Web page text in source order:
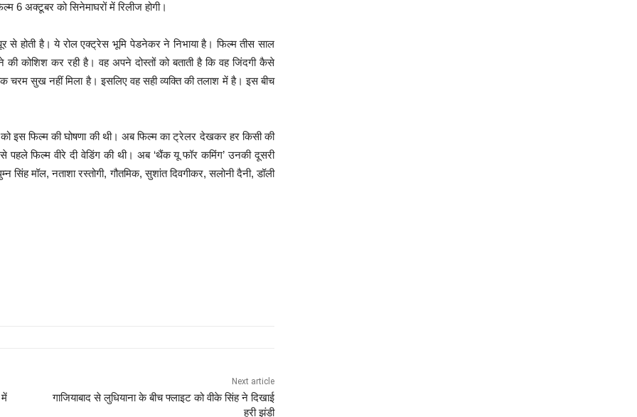
6 अक्टूबर को सिनेमाघरों में रिलीज होगी।
होती है। ये रोल एक्ट्रेस भूमि पेडनेकर ने निभाया है। फिल्म तीस साल
की कोशिश कर रही है। वह अपने दोस्तों को बताती है कि वह जिंदगी कैसे
चरम सुख नहीं मिला है। इसलिए वह सही व्यक्ति की तलाश में है। इस बीच
इस फिल्म की घोषणा की थी। अब फिल्म का ट्रेलर देखकर हर किसी की
फिल्म वीरे दी वेडिंग की थी। अब ‘थैंक यू फॉर कमिंग’ उनकी दूसरी
सिंह मॉल, नताशा रस्तोगी, गौतमिक, सुशांत दिवगीकर, सलोनी दैनी, डॉली
Next article
गाजियाबाद से लुधियाना के बीच फ्लाइट को वीके सिंह ने दिखाई
हरी झंडी